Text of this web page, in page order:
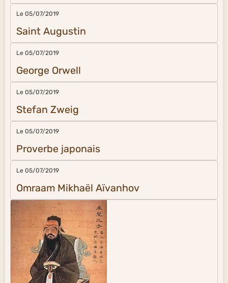
Le 05/07/2019
Saint Augustin
Le 05/07/2019
George Orwell
Le 05/07/2019
Stefan Zweig
Le 05/07/2019
Proverbe japonais
Le 05/07/2019
Omraam Mikhaël Aïvanhov